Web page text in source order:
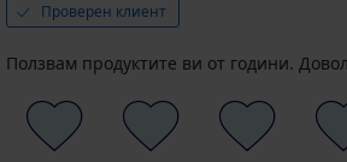
Проверен клиент
Ползвам продуктите ви от години.